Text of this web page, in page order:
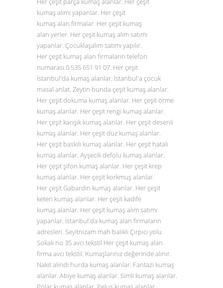
kumaş alımı yapanlar. Her çeşit
kumaş alan firmalar. Her çeşit kumaş
alan yerler. Her çeşit kumaş alım satımı
yapanlar. Çocuklaşalım satımı yapılır.
Her çeşit kumaş alan firmaların telefon
numarası.0 535 651 91 07. Her çeşit
İstanbul'da kumaş alanlar. İstanbul'a çocuk
masal anlat. Zeytin bunda çeşit kumaş alanlar.
Her çeşit dokuma kumaş alanlar. Her çeşit örme
kumaş alanlar. Her çeşit rengi kumaş alanlar.
Her çeşit karışık kumaş alanlar. Her çeşit desenli
kumaş alanlar. Her çeşit düz kumaş alanlar.
Her çeşit baskılı kumaş alanlar. Her çeşit hatalı
kumaş alanlar. Ayşecik defolu kumaş alanlar.
Her çeşit şifon kumaş alanlar. Her çeşit krep
kumaş alanlar. Her çeşit korkmuş alanlar.
Her çeşit Gabardin kumaş alanlar. Her çeşit
keten kumaş alanlar. Her çeşit kadife
kumaş alanlar. Her çeşit kumaş alım satımı
yapanlar. İstanbul'da kumaş alan firmaların
adresleri. Seyitnizam mah balıklı Çırpıcı yolu
Sokak no 35 avcı tekstil Her çeşit kumaş alan
firma avcı tekstil. Kumaşlarınız değerinde alınır.
Nakit alındı hurda kumaş alanlar. Fantazi kumaş
alanlar. Abiye kumaş alanlar. Simli kumaş alanlar.